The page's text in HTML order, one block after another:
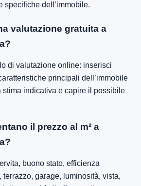
specifiche dell’immobile.
valutazione gratuita a
di valutazione online: inserisci
principali dell’immobile
stima indicativa e capire il possibile
il prezzo al m² a
buono stato, efficienza
garage, luminosità, vista,